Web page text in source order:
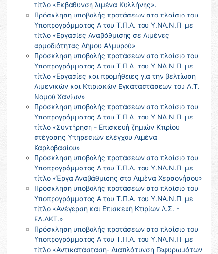
τίτλο «Εκβάθυνση λιμένα Κυλλήνης».
Πρόσκληση υποβολής προτάσεων στο πλαίσιο του
Υποπρογράμματος Α του Τ.Π.Α. του Υ.ΝΑ.Ν.Π. με
τίτλο «Εργασίες Αναβάθμισης σε Λιμένες
αρμοδιότητας Δήμου Αλμυρού»
Πρόσκληση υποβολής προτάσεων στο πλαίσιο του
Υποπρογράμματος Α του Τ.Π.Α. του Υ.ΝΑ.Ν.Π. με
τίτλο «Εργασίες και προμήθειες για την βελτίωση
Λιμενικών και Κτιριακών Εγκαταστάσεων του Λ.Τ.
Νομού Χανίων»
Πρόσκληση υποβολής προτάσεων στο πλαίσιο του
Υποπρογράμματος Α του Τ.Π.Α. του Υ.ΝΑ.Ν.Π. με
τίτλο «Συντήρηση - Επισκευή ζημιών Κτιρίου
στέγασης Υπηρεσιών ελέγχου Λιμένα
Καρλοβασίου»
Πρόσκληση υποβολής προτάσεων στο πλαίσιο του
Υποπρογράμματος Α του Τ.Π.Α. του Υ.ΝΑ.Ν.Π. με
τίτλο «Έργα Αναβάθμισης στο Λιμένα Χερσονήσου»
Πρόσκληση υποβολής προτάσεων στο πλαίσιο του
Υποπρογράμματος Α του Τ.Π.Α. του Υ.ΝΑ.Ν.Π. με
τίτλο «Ανέγερση και Επισκευή Κτιρίων Λ.Σ. -
ΕΛ.ΑΚΤ.»
Πρόσκληση υποβολής προτάσεων στο πλαίσιο του
Υποπρογράμματος Α του Τ.Π.Α. του Υ.ΝΑ.Ν.Π. με
τίτλο «Αντικατάσταση- Διαπλάτυνση Γεφυρωμάτων